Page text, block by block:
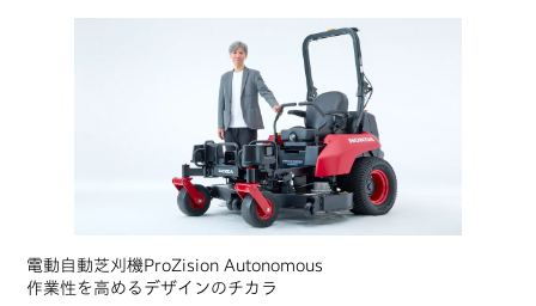
電動自動芝刈機ProZision Autonomous
作業性を高めるデザインのチカラ